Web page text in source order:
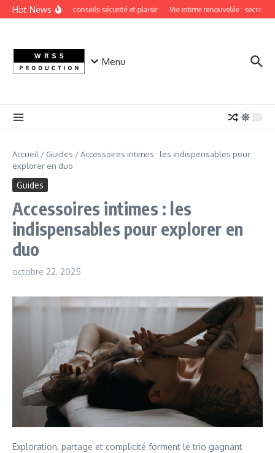
Aller au contenu
Hot News
Sextoy vaginal : conseils sécurité et plaisir Vie intime renouvelée : secrets
Menu
Accueil / Guides /Accessoires intimes : les indispensables pour
explorer en duo
Guides
Accessoires intimes : les
indispensables pour explorer en
duo
octobre 22, 2025
Exploration, partage et complicité forment le trio gagnant